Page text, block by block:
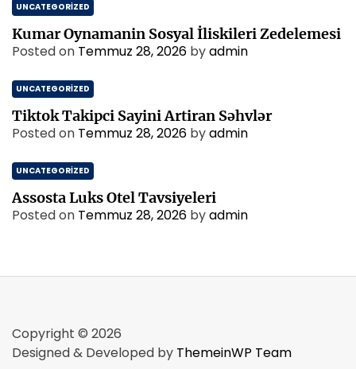
UNCATEGORIZED
Kumar Oynamanin Sosyal İliskileri Zedelemesi
Posted on Temmuz 28, 2026 byadmin
UNCATEGORIZED
Tiktok Takipci Sayini Artiran Səhvlər
Posted on Temmuz 28, 2026 byadmin
UNCATEGORIZED
Assosta Luks Otel Tavsiyeleri
Posted on Temmuz 28, 2026 byadmin
Copyright © 2026
Designed & Developed by ThemeinWP Team